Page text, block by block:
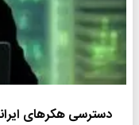
دسترسی هکرهای